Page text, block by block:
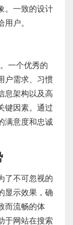
。一致的设计
户。
一个优秀的
户需求、习惯
息架构以及高
键因素。通过
满意度和忠诚
了不可忽视的
显示效果，确
而流畅的体
于网站在搜索